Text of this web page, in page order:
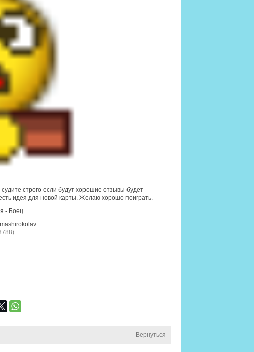
строго если будут хорошие отзывы будет
идея для новой карты. Желаю хорошо поиграть.
Вернуться